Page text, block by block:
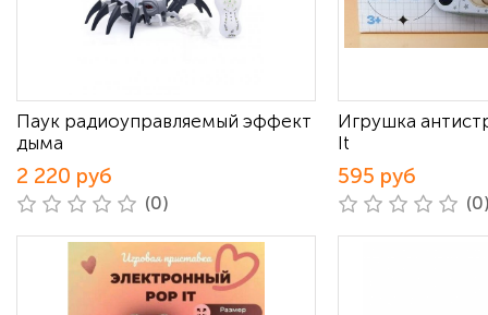
Паук радиоуправляемый эффект
дыма
2 220 руб
(0)
Игрушка
It
595 руб